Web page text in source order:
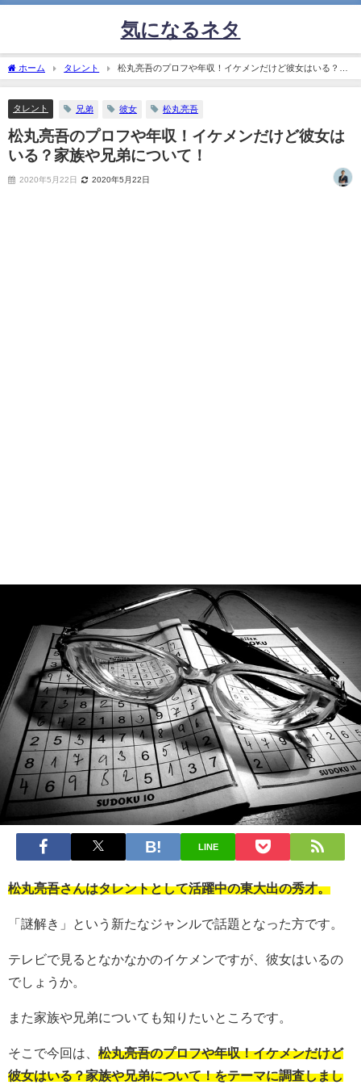
気になるネタ
ホーム タレント
松丸亮吾のプロフや年収！イケメンだけど彼女はいる？家
族や兄弟について！
タレント 兄弟 彼女 松丸亮吾
松丸亮吾のプロフや年収！イケメンだけど彼女は
いる？家族や兄弟について！
2020年5月22日 2020年5月22日
LINE
松丸亮吾さんはタレントとして活躍中の東大出の秀才。
「謎解き」という新たなジャンルで話題となった方です。
テレビで見るとなかなかのイケメンですが、彼女はいるの
でしょうか。
また家族や兄弟についても知りたいところです。
そこで今回は、 松丸亮吾のプロフや年収！イケメンだけど
彼女はいる？家族や兄弟について！をテーマに調査しまし